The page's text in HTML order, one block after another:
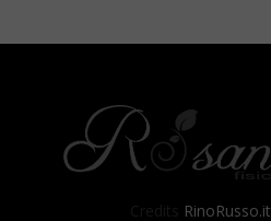
RinoRusso.it